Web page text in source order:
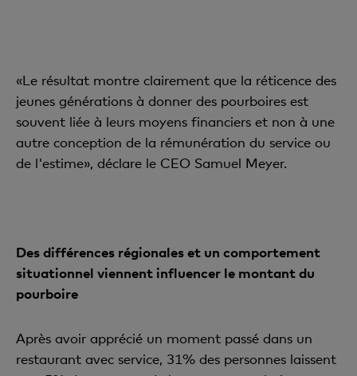
«Le résultat montre clairement que la réticence des
jeunes générations à donner des pourboires est
souvent liée à leurs moyens financiers et non à une
autre conception de la rémunération du service ou
de l'estime», déclare le CEO Samuel Meyer.
Des différences régionales et un comportement
situationnel viennent influencer le montant du
pourboire
Après avoir apprécié un moment passé dans un
restaurant avec service, 31% des personnes laissent